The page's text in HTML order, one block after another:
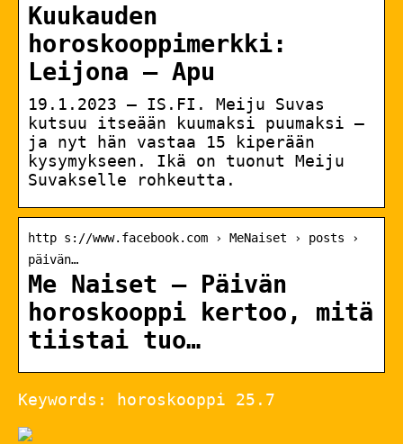
Kuukauden
horoskooppimerkki:
Leijona – Apu
19.1.2023 — IS.FI. Meiju Suvas
kutsuu itseään kuumaksi puumaksi –
ja nyt hän vastaa 15 kiperään
kysymykseen. Ikä on tuonut Meiju
Suvakselle rohkeutta.
http s://www.facebook.com › MeNaiset › posts ›
päivän…
Me Naiset – Päivän
horoskooppi kertoo, mitä
tiistai tuo…
Keywords: horoskooppi 25.7